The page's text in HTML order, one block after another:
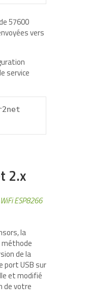
57600
vers
service
2.x
ESP8266
la
de la
port USB sur
et modifié
de votre